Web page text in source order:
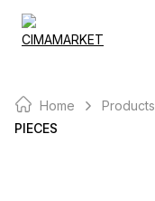
Skip
Home Products
PIECES